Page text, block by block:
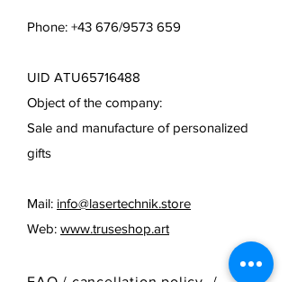
Phone: +43 676/9573 659
UID ATU65716488
Object of the company:
Sale and manufacture of personalized
gifts
Mail: info@lasertechnik.store
Web: www.truseshop.art